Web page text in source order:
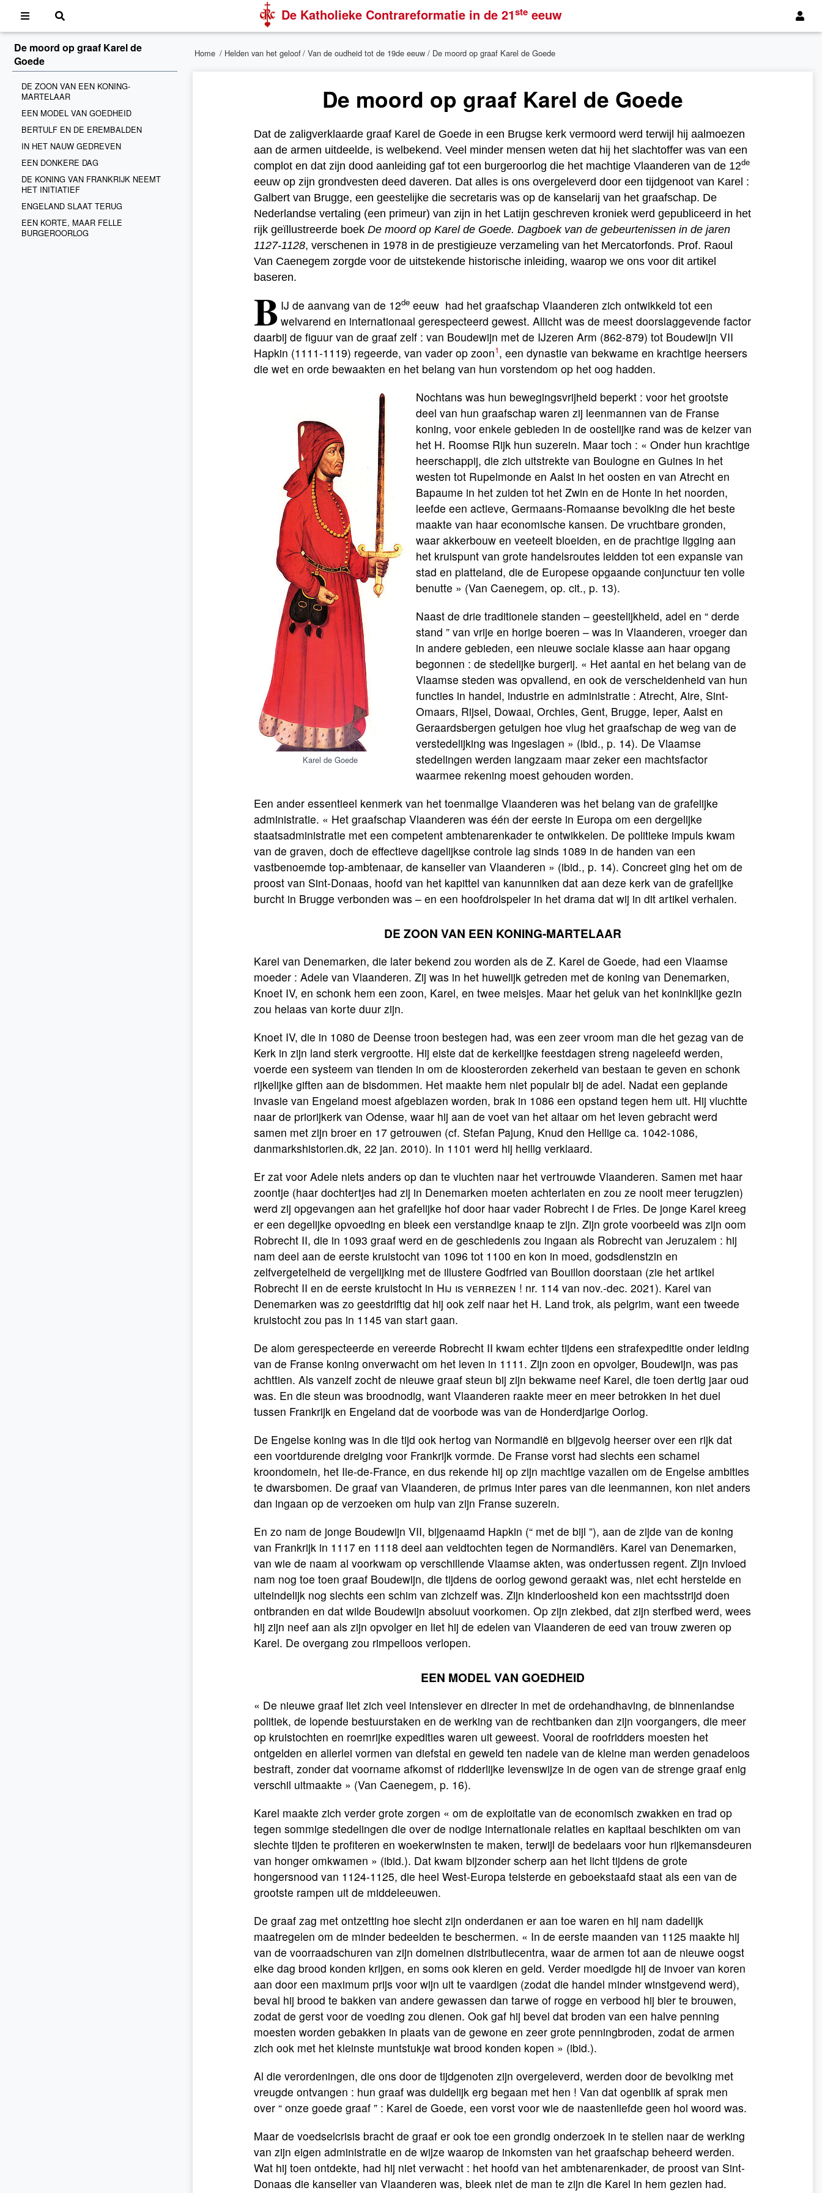
De Katholieke Contrareformatie in de 21ste eeuw
De moord op graaf Karel de
Goede
DE ZOON VAN EEN KONING-
MARTELAAR
EEN MODEL VAN GOEDHEID
BERTULF EN DE EREMBALDEN
IN HET NAUW GEDREVEN
EEN DONKERE DAG
DE KONING VAN FRANKRIJK NEEMT
HET INITIATIEF
ENGELAND SLAAT TERUG
EEN KORTE, MAAR FELLE
BURGEROORLOG
Home / Helden van het geloof/ Van de oudheid tot de 19de eeuw / De moord op graaf Karel de Goede
De moord op graaf Karel de Goede
Dat de zaligverklaarde graaf Karel de Goede in een Brugse kerk vermoord werd terwijl hij aalmoezen
aan de armen uitdeelde, is welbekend. Veel minder mensen weten dat hij het slachtoffer was van een
complot en dat zijn dood aanleiding gaf tot een burgeroorlog die het machtige Vlaanderen van de 12de
eeuw op zijn grondvesten deed daveren. Dat alles is ons overgeleverd door een tijdgenoot van Karel :
Galbert van Brugge, een geestelijke die secretaris was op de kanselarij van het graafschap. De
Nederlandse vertaling (een primeur) van zijn in het Latijn geschreven kroniek werd gepubliceerd in het
rijk geïllustreerde boek De moord op Karel de Goede. Dagboek van de gebeurtenissen in de jaren
1127-1128, verschenen in 1978 in de prestigieuze verzameling van het Mercatorfonds. Prof. Raoul
Van Caenegem zorgde voor de uitstekende historische inleiding, waarop we ons voor dit artikel
baseren.
B IJ de aanvang van de 12de eeuw had het graafschap Vlaanderen zich ontwikkeld tot een
welvarend en internationaal gerespecteerd gewest. Allicht was de meest doorslaggevende factor
daarbij de figuur van de graaf zelf : van Boudewijn met de IJzeren Arm (862-879) tot Boudewijn VII
Hapkin (1111-1119) regeerde, van vader op zoon1, een dynastie van bekwame en krachtige heersers
die wet en orde bewaakten en het belang van hun vorstendom op het oog hadden.
Karel de Goede
Nochtans was hun bewegingsvrijheid beperkt : voor het grootste
deel van hun graafschap waren zij leenmannen van de Franse
koning, voor enkele gebieden in de oostelijke rand was de keizer van
het H. Roomse Rijk hun suzerein. Maar toch : « Onder hun krachtige
heerschappij, die zich uitstrekte van Boulogne en Guines in het
westen tot Rupelmonde en Aalst in het oosten en van Atrecht en
Bapaume in het zuiden tot het Zwin en de Honte in het noorden,
leefde een actieve, Germaans-Romaanse bevolking die het beste
maakte van haar economische kansen. De vruchtbare gronden,
waar akkerbouw en veeteelt bloeiden, en de prachtige ligging aan
het kruispunt van grote handelsroutes leidden tot een expansie van
stad en platteland, die de Europese opgaande conjunctuur ten volle
benutte » (Van Caenegem, op. cit., p. 13).
Naast de drie traditionele standen – geestelijkheid, adel en “ derde
stand ” van vrije en horige boeren – was in Vlaanderen, vroeger dan
in andere gebieden, een nieuwe sociale klasse aan haar opgang
begonnen : de stedelijke burgerij. « Het aantal en het belang van de
Vlaamse steden was opvallend, en ook de verscheidenheid van hun
functies in handel, industrie en administratie : Atrecht, Aire, Sint-
Omaars, Rijsel, Dowaai, Orchies, Gent, Brugge, Ieper, Aalst en
Geraardsbergen getuigen hoe vlug het graafschap de weg van de
verstedelijking was ingeslagen » (ibid., p. 14). De Vlaamse
stedelingen werden langzaam maar zeker een machtsfactor
waarmee rekening moest gehouden worden.
Een ander essentieel kenmerk van het toenmalige Vlaanderen was het belang van de grafelijke
administratie. « Het graafschap Vlaanderen was één der eerste in Europa om een dergelijke
staatsadministratie met een competent ambtenarenkader te ontwikkelen. De politieke impuls kwam
van de graven, doch de effectieve dagelijkse controle lag sinds 1089 in de handen van een
vastbenoemde top-ambtenaar, de kanselier van Vlaanderen » (ibid., p. 14). Concreet ging het om de
proost van Sint-Donaas, hoofd van het kapittel van kanunniken dat aan deze kerk van de grafelijke
burcht in Brugge verbonden was – en een hoofdrolspeler in het drama dat wij in dit artikel verhalen.
DE ZOON VAN EEN KONING-MARTELAAR
Karel van Denemarken, die later bekend zou worden als de Z. Karel de Goede, had een Vlaamse
moeder : Adele van Vlaanderen. Zij was in het huwelijk getreden met de koning van Denemarken,
Knoet IV, en schonk hem een zoon, Karel, en twee meisjes. Maar het geluk van het koninklijke gezin
zou helaas van korte duur zijn.
Knoet IV, die in 1080 de Deense troon bestegen had, was een zeer vroom man die het gezag van de
Kerk in zijn land sterk vergrootte. Hij eiste dat de kerkelijke feestdagen streng nageleefd werden,
voerde een systeem van tienden in om de kloosterorden zekerheid van bestaan te geven en schonk
rijkelijke giften aan de bisdommen. Het maakte hem niet populair bij de adel. Nadat een geplande
invasie van Engeland moest afgeblazen worden, brak in 1086 een opstand tegen hem uit. Hij vluchtte
naar de priorijkerk van Odense, waar hij aan de voet van het altaar om het leven gebracht werd
samen met zijn broer en 17 getrouwen (cf. Stefan Pajung, Knud den Hellige ca. 1042-1086,
danmarkshistorien.dk, 22 jan. 2010). In 1101 werd hij heilig verklaard.
Er zat voor Adele niets anders op dan te vluchten naar het vertrouwde Vlaanderen. Samen met haar
zoontje (haar dochtertjes had zij in Denemarken moeten achterlaten en zou ze nooit meer terugzien)
werd zij opgevangen aan het grafelijke hof door haar vader Robrecht I de Fries. De jonge Karel kreeg
er een degelijke opvoeding en bleek een verstandige knaap te zijn. Zijn grote voorbeeld was zijn oom
Robrecht II, die in 1093 graaf werd en de geschiedenis zou ingaan als Robrecht van Jeruzalem : hij
nam deel aan de eerste kruistocht van 1096 tot 1100 en kon in moed, godsdienstzin en
zelfvergetelheid de vergelijking met de illustere Godfried van Bouillon doorstaan (zie het artikel
Robrecht II en de eerste kruistocht in Hij is verrezen ! nr. 114 van nov.-dec. 2021). Karel van
Denemarken was zo geestdriftig dat hij ook zelf naar het H. Land trok, als pelgrim, want een tweede
kruistocht zou pas in 1145 van start gaan.
De alom gerespecteerde en vereerde Robrecht II kwam echter tijdens een strafexpeditie onder leiding
van de Franse koning onverwacht om het leven in 1111. Zijn zoon en opvolger, Boudewijn, was pas
achttien. Als vanzelf zocht de nieuwe graaf steun bij zijn bekwame neef Karel, die toen dertig jaar oud
was. En die steun was broodnodig, want Vlaanderen raakte meer en meer betrokken in het duel
tussen Frankrijk en Engeland dat de voorbode was van de Honderdjarige Oorlog.
De Engelse koning was in die tijd ook hertog van Normandië en bijgevolg heerser over een rijk dat
een voortdurende dreiging voor Frankrijk vormde. De Franse vorst had slechts een schamel
kroondomein, het Ile-de-France, en dus rekende hij op zijn machtige vazallen om de Engelse ambities
te dwarsbomen. De graaf van Vlaanderen, de primus inter pares van die leenmannen, kon niet anders
dan ingaan op de verzoeken om hulp van zijn Franse suzerein.
En zo nam de jonge Boudewijn VII, bijgenaamd Hapkin (“ met de bijl ”), aan de zijde van de koning
van Frankrijk in 1117 en 1118 deel aan veldtochten tegen de Normandiërs. Karel van Denemarken,
van wie de naam al voorkwam op verschillende Vlaamse akten, was ondertussen regent. Zijn invloed
nam nog toe toen graaf Boudewijn, die tijdens de oorlog gewond geraakt was, niet echt herstelde en
uiteindelijk nog slechts een schim van zichzelf was. Zijn kinderloosheid kon een machtsstrijd doen
ontbranden en dat wilde Boudewijn absoluut voorkomen. Op zijn ziekbed, dat zijn sterfbed werd, wees
hij zijn neef aan als zijn opvolger en liet hij de edelen van Vlaanderen de eed van trouw zweren op
Karel. De overgang zou rimpelloos verlopen.
EEN MODEL VAN GOEDHEID
« De nieuwe graaf liet zich veel intensiever en directer in met de ordehandhaving, de binnenlandse
politiek, de lopende bestuurstaken en de werking van de rechtbanken dan zijn voorgangers, die meer
op kruistochten en roemrijke expedities waren uit geweest. Vooral de roofridders moesten het
ontgelden en allerlei vormen van diefstal en geweld ten nadele van de kleine man werden genadeloos
bestraft, zonder dat voorname afkomst of ridderlijke levenswijze in de ogen van de strenge graaf enig
verschil uitmaakte » (Van Caenegem, p. 16).
Karel maakte zich verder grote zorgen « om de exploitatie van de economisch zwakken en trad op
tegen sommige stedelingen die over de nodige internationale relaties en kapitaal beschikten om van
slechte tijden te profiteren en woekerwinsten te maken, terwijl de bedelaars voor hun rijkemansdeuren
van honger omkwamen » (ibid.). Dat kwam bijzonder scherp aan het licht tijdens de grote
hongersnood van 1124-1125, die heel West-Europa teisterde en geboekstaafd staat als een van de
grootste rampen uit de middeleeuwen.
De graaf zag met ontzetting hoe slecht zijn onderdanen er aan toe waren en hij nam dadelijk
maatregelen om de minder bedeelden te beschermen. « In de eerste maanden van 1125 maakte hij
van de voorraadschuren van zijn domeinen distributiecentra, waar de armen tot aan de nieuwe oogst
elke dag brood konden krijgen, en soms ook kleren en geld. Verder moedigde hij de invoer van koren
aan door een maximum prijs voor wijn uit te vaardigen (zodat die handel minder winstgevend werd),
beval hij brood te bakken van andere gewassen dan tarwe of rogge en verbood hij bier te brouwen,
zodat de gerst voor de voeding zou dienen. Ook gaf hij bevel dat broden van een halve penning
moesten worden gebakken in plaats van de gewone en zeer grote penningbroden, zodat de armen
zich ook met het kleinste muntstukje wat brood konden kopen » (ibid.).
Al die verordeningen, die ons door de tijdgenoten zijn overgeleverd, werden door de bevolking met
vreugde ontvangen : hun graaf was duidelijk erg begaan met hen ! Van dat ogenblik af sprak men
over “ onze goede graaf ” : Karel de Goede, een vorst voor wie de naastenliefde geen hol woord was.
Maar de voedselcrisis bracht de graaf er ook toe een grondig onderzoek in te stellen naar de werking
van zijn eigen administratie en de wijze waarop de inkomsten van het graafschap beheerd werden.
Wat hij toen ontdekte, had hij niet verwacht : het hoofd van het ambtenarenkader, de proost van Sint-
Donaas die kanselier van Vlaanderen was, bleek niet de man te zijn die Karel in hem gezien had.